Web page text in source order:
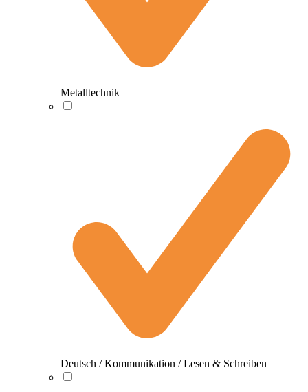
Metalltechnik
Deutsch / Kommunikation / Lesen & Schreiben